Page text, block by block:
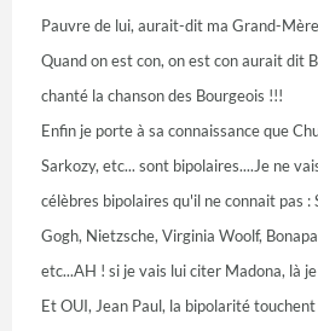
Pauvre de lui, aurait-dit ma Grand-
Quand on est con, on est con aurait dit
chanté la chanson des Bourgeois !!!
Enfin je porte à sa connaissance que
Sarkozy, etc... sont bipolaires....Je ne
célèbres bipolaires qu'il ne connait pas :
Gogh, Nietzsche, Virginia Woolf,
etc...AH ! si je vais lui citer Madona, là
Et OUI, Jean Paul, la bipolarité